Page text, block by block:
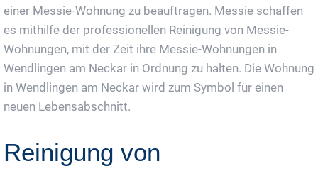
einer Messie-Wohnung zu beauftragen. Messie schaffen
es mithilfe der professionellen Reinigung von Messie-
Wohnungen, mit der Zeit ihre Messie-Wohnungen in
Wendlingen am Neckar in Ordnung zu halten. Die Wohnung
in Wendlingen am Neckar wird zum Symbol für einen
neuen Lebensabschnitt.
Reinigung von